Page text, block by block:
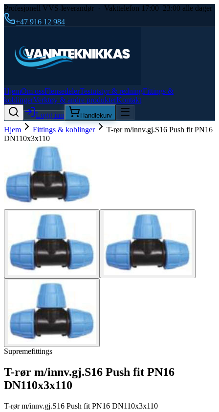
Profesjonell VVS-leverandør · Vakttelefon 17:00–23:00 alle dager
+47 916 12 984
HjemOm ossFlensedelerTestutstyr & redningFittings &
koblingerVerktøy & andre produkterKontakt
Logg inn
Handlekurv
Hjem Fittings & koblinger
T-rør m/innv.gj.S16 Push fit PN16
DN110x3x110
Supremefittings
T-rør m/innv.gj.S16 Push fit PN16
DN110x3x110
T-rør m/innv.gj.S16 Push fit PN16 DN110x3x110